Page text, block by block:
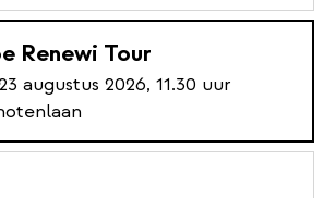
Renewi Tour
augustus 2026, 11.30 uur